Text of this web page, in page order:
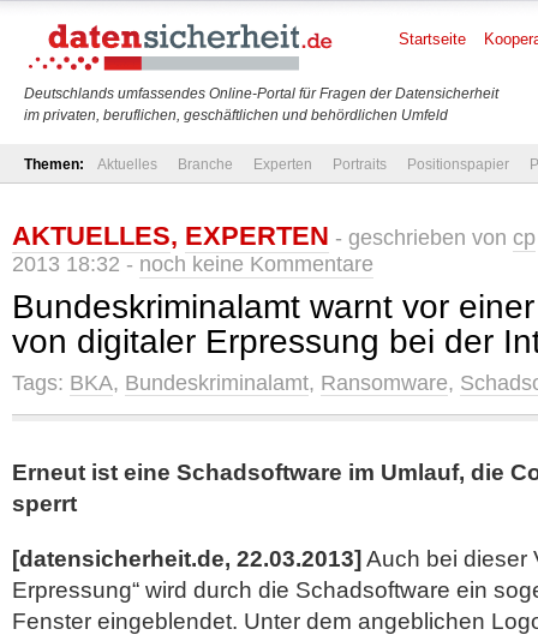
Deutschlands umfassendes Online-Portal für Fragen der Datensicherheit
im privaten, beruflichen, geschäftlichen und behördlichen Umfeld
Startseite
Themen: Aktuelles Branche Experten Portraits Positionspapier
AKTUELLES, EXPERTEN - geschrieben von cp
2013 18:32 - noch keine Kommentare
Bundeskriminalamt warnt vor
von digitaler Erpressung bei der
Tags: BKA, Bundeskriminalamt, Ransomware,
Erneut ist eine Schadsoftware im Umlauf, die
sperrt
[datensicherheit.de, 22.03.2013] Auch bei dieser
Erpressung“ wird durch die Schadsoftware ein
Fenster eingeblendet. Unter dem angeblichen